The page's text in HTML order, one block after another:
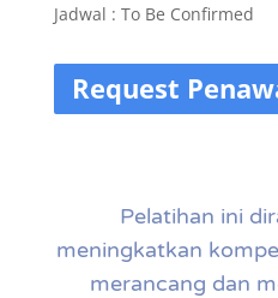
Jadwal : To Be Confirmed
Request
Pelatihan ini
meningkatkan
merancang dan